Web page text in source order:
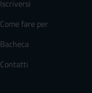
Iscriversi
Come fare per
Bacheca
Contatti